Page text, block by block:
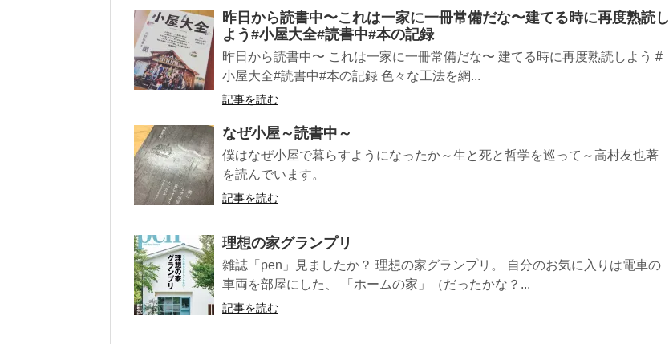
昨日から読書中〜これは一家に一冊常備だな〜建てる時に再度熟読し
よう#小屋大全#読書中#本の記録
昨日から読書中〜 これは一家に一冊常備だな〜 建てる時に再度熟読しよう #
小屋大全#読書中#本の記録 色々な工法を網...
記事を読む
なぜ小屋～読書中～
僕はなぜ小屋で暮らすようになったか～生と死と哲学を巡って～高村友也著
を読んでいます。
記事を読む
理想の家グランプリ
雑誌「pen」見ましたか？ 理想の家グランプリ。 自分のお気に入りは電車の
車両を部屋にした、 「ホームの家」（だったかな？...
記事を読む